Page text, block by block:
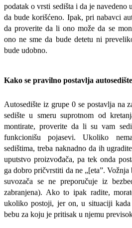
podatak o vrsti sedišta i da je navedeno
da bude korišćeno. Ipak, pri nabavci
da proverite da li ono može da se
ono ne sme da bude detetu ni
bude udobno.
Kako se pravilno postavlja
Autosedište iz grupe 0 se postavlja na
sedište u smeru suprotnom od
montirate, proverite da li su vam
funkcionišu pojasevi. Ukoliko
sedištima, treba naknadno da ih
uputstvo proizvođača, pa tek onda
ga dobro pričvrstiti da ne „[eta”. Vožnja
suvozača se ne preporučuje iz
zabranjena). Ako to ipak ra­dite,
ukoliko postoji, jer on, u situaciji kada
bebu za koju je pritisak u njemu